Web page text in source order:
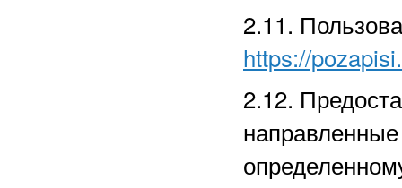
2.11.
https://
2.12.